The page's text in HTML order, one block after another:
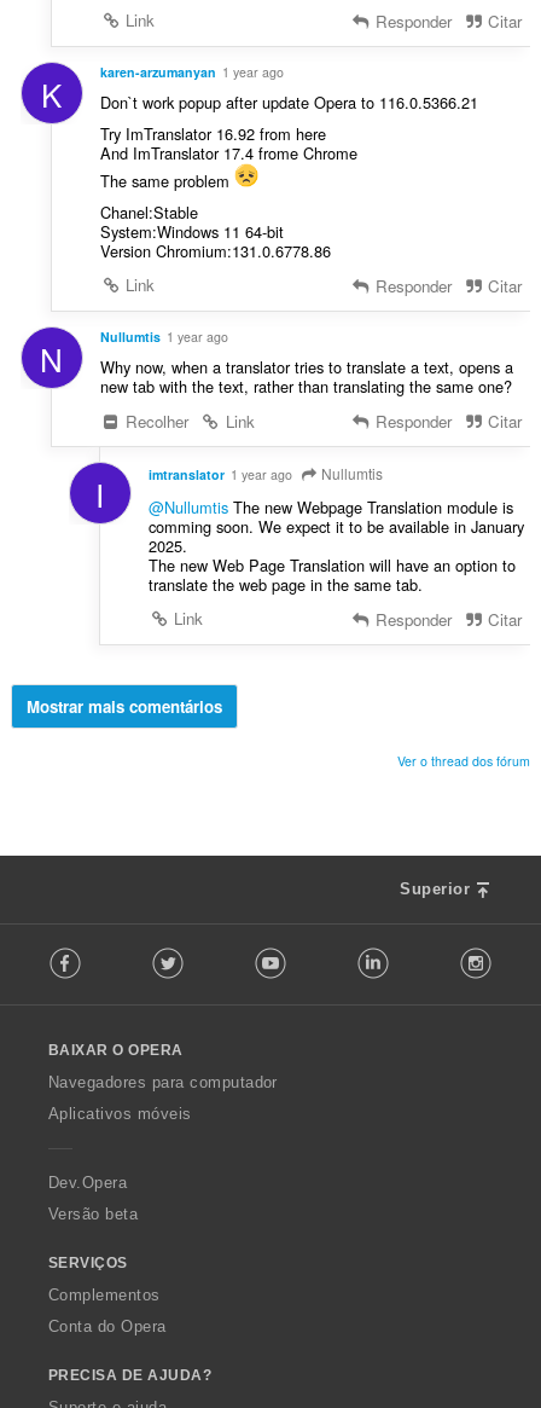
Link
Responder Citar
K karen-arzumanyan 1 year ago
Don`t work popup after update Opera to 116.0.5366.21
Try ImTranslator 16.92 from here
And ImTranslator 17.4 frome Chrome
The same problem
Chanel:Stable
System:Windows 11 64-bit
Version Chromium:131.0.6778.86
Link
Responder Citar
N Nullumtis 1 year ago
Why now, when a translator tries to translate a text, opens a
new tab with the text, rather than translating the same one?
Recolher
Link Responder Citar
I imtranslator 1 year ago Nullumtis
@NullumtisThe new Webpage Translation module is
comming soon. We expect it to be available in January
2025.
The new Web Page Translation will have an option to
translate the web page in the same tab.
Link
Responder Citar
Mostrar mais comentários
Ver o thread dos fórum
Superior
o
w
O
p
a
Facebook Twitter Youtube LinkedIn
BAIXAR O OPERA
Navegadores para computador
Aplicativos móveis
Dev.Opera
Versão beta
SERVIÇOS
Complementos
Conta do Opera
PRECISA DE AJUDA?